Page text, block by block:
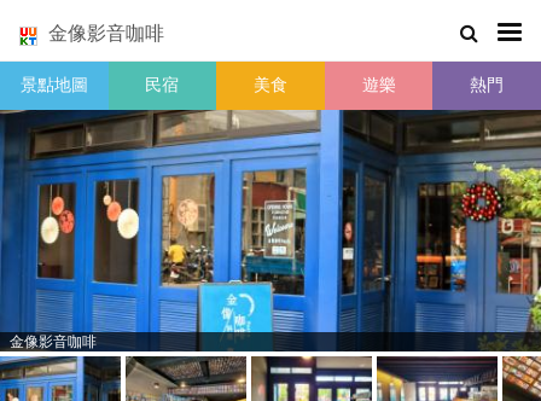
金像影音咖啡
景點地圖 民宿 美食 遊樂 熱門
金像影音咖啡